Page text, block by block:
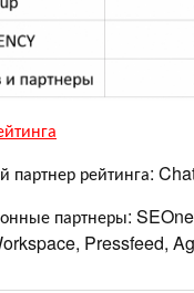
партнер рейтинга:
партнеры:
Pressfeed,